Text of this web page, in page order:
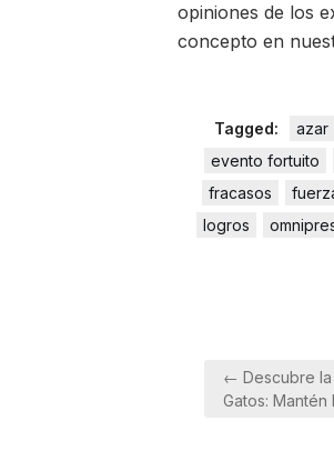
opiniones de los
concepto en
Tagged: azar
evento fortuito
fracasos
logros
de
← Descubre la
Gatos: